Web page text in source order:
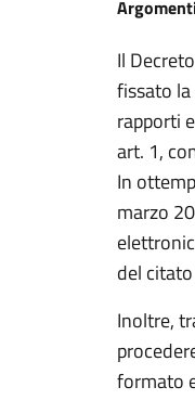
Il
fissato
rapporti
art. 1,
In
marzo
del
Inoltre,
formato